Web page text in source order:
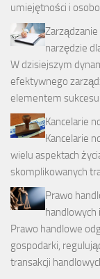
umiejętności i
Zarządzanie
narzędzie
W dzisiejszym
efektywnego
elementem
Kancelarie
Kancelarie
wielu aspektach
skomplikowanych
Prawo
handlowych
Prawo handlowe
gospodarki,
transakcji